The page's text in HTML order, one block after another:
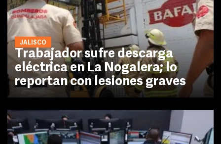
JALISCO
Trabajador sufre descarga
eléctrica en La Nogalera; lo
reportan con lesiones graves